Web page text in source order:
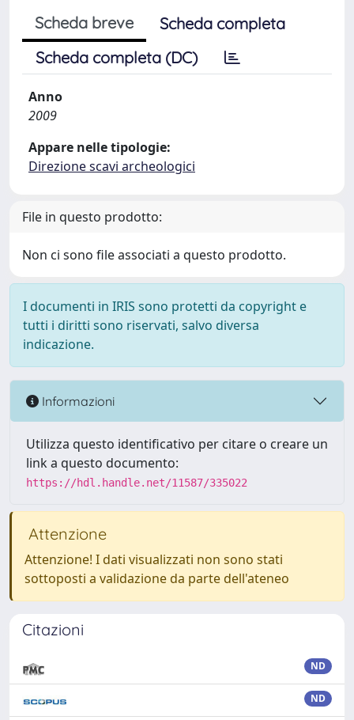
Scheda breve
Scheda completa
Scheda completa (DC)
Anno
2009
Appare nelle tipologie:
Direzione scavi archeologici
File in questo prodotto:
Non ci sono file associati a questo prodotto.
I documenti in IRIS sono protetti da copyright e
tutti i diritti sono riservati, salvo diversa
indicazione.
Informazioni
Utilizza questo identificativo per citare o creare un
link a questo documento:
https://hdl.handle.net/11587/335022
Attenzione
Attenzione! I dati visualizzati non sono stati
sottoposti a validazione da parte dell'ateneo
Citazioni
ND
ND